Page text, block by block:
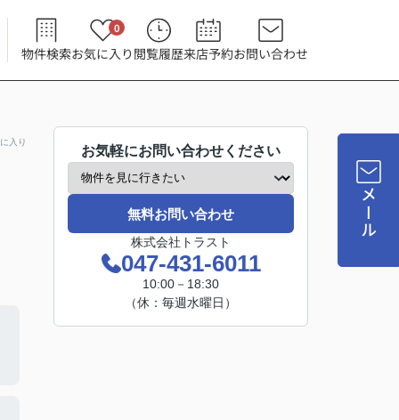
物件検索お気に入り
0
閲覧履歴来店予約お問い合わせ
メール
入り
お気軽にお問い合わせください
無料お問い合わせ
株式会社トラスト
047-431-6011
10:00－18:30
（休：毎週水曜日）